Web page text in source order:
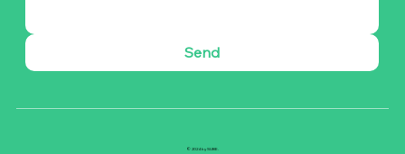
Send
© 2024 by SUBE.